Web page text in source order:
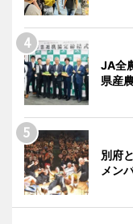
JA全
県産
別府
メン